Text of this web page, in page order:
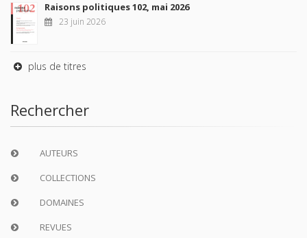
Raisons politiques 102, mai 2026
23 juin 2026
plus de titres
Rechercher
AUTEURS
COLLECTIONS
DOMAINES
REVUES